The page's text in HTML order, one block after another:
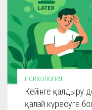
ПСИХОЛОГИЯ
Кейінге қалдыру
қалай күресуге